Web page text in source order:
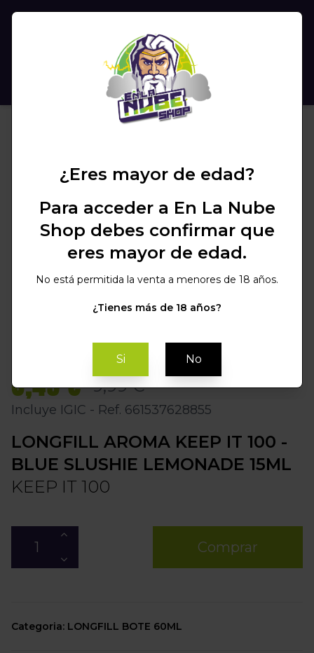
8,49 € 9,99 €
Incluye IGIC - Ref. 661537628855
LONGFILL AROMA KEEP IT 100 -
BLUE SLUSHIE LEMONADE 15ML
KEEP IT 100
Comprar
Categoria: LONGFILL BOTE 60ML
¿Eres mayor de edad?
Para acceder a En La Nube
Shop debes confirmar que
eres mayor de edad.
No está permitida la venta a menores de 18 años.
¿Tienes más de 18 años?
Si No